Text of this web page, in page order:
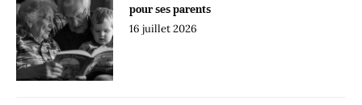
pour ses parents
16 juillet 2026